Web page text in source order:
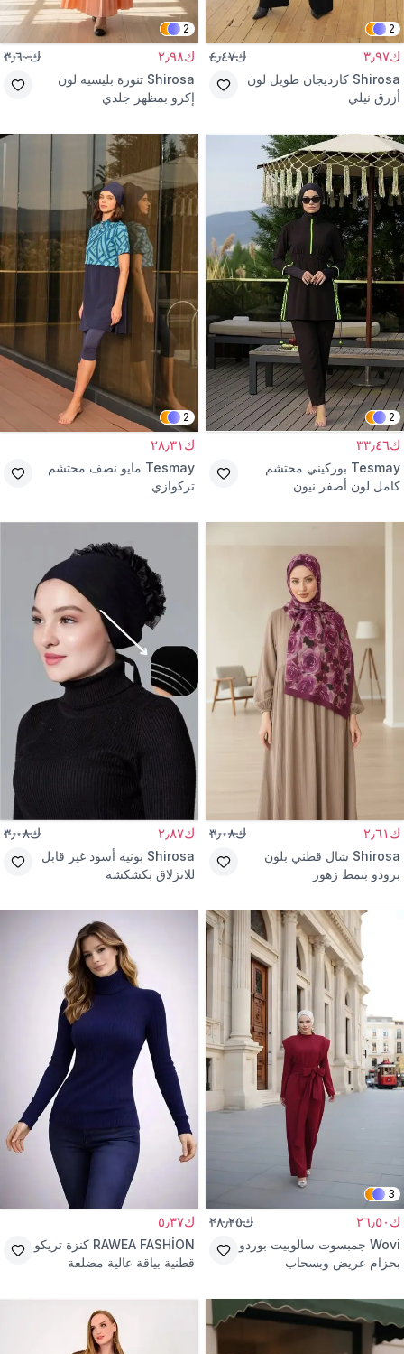
2
ك٣٫٩٧ ك٤٫٤٧
Shirosa كارديجان طويل لون
أزرق نيلي
2
ك٢٫٩٨ ك٣٫٦٠
Shirosa تنورة بليسيه لون
إكرو بمظهر جلدي
2
ك٣٣٫٤٦
Tesmay بوركيني محتشم
كامل لون أصفر نيون
2
ك٢٨٫٣١
Tesmay مايو نصف محتشم
تركوازي
ك٢٫٦١ ك٣٫٠٨
Shirosa شال قطني بلون
برودو بنمط زهور
ك٢٫٨٧ ك٣٫٠٨
Shirosa بونيه أسود غير قابل
للانزلاق بكشكشة
3
ك٢٦٫٥٠ ك٢٨٫٢٥
Wovi جمبسوت سالوبيت بوردو
بحزام عريض وبسحاب
ك٥٫٣٧
RAWEA FASHİON كنزة تريكو
قطنية بياقة عالية مضلعة